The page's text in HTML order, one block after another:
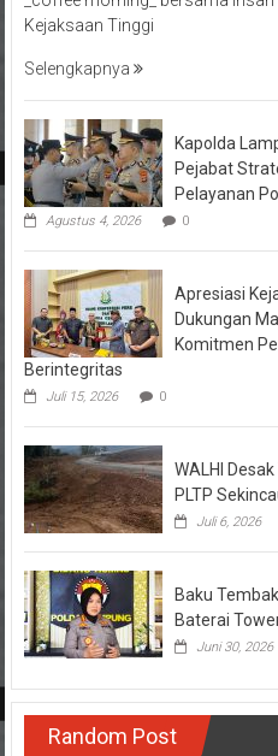
Kejaksaan Tinggi
Selengkapnya
Kapolda
Pejabat
Pelayanan
Agustus 4, 2026 0
Apresiasi
Dukungan
Komitmen
Berintegritas
Juli 15, 2026 0
WALHI
PLTP
Juli 6, 2026
Baku
Baterai
Juni 30, 2026
Random Post